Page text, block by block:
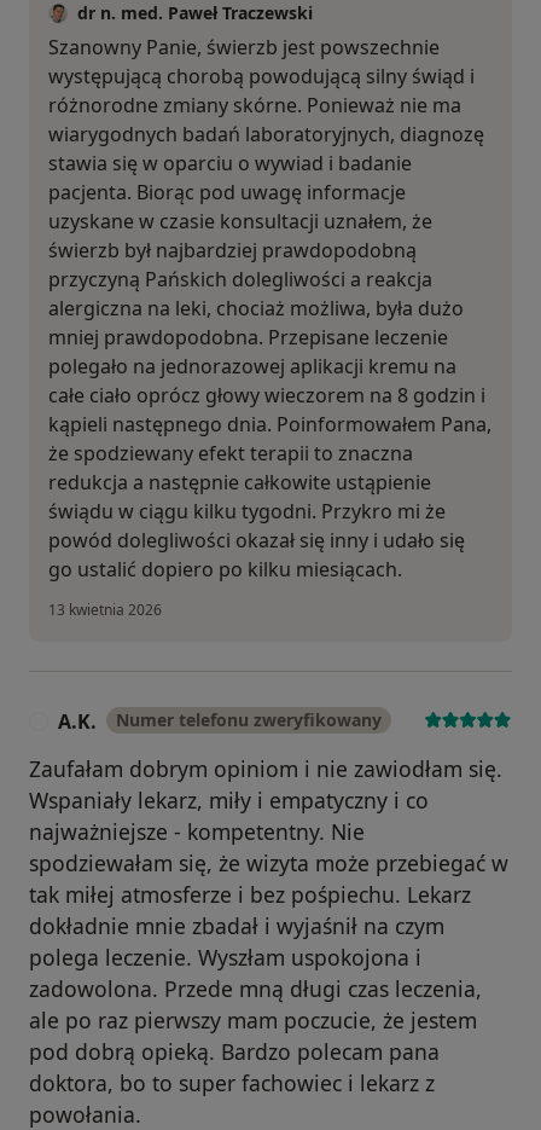
dr n. med. Paweł Traczewski
Szanowny Panie, świerzb jest powszechnie
występującą chorobą powodującą silny świąd i
różnorodne zmiany skórne. Ponieważ nie ma
wiarygodnych badań laboratoryjnych, diagnozę
stawia się w oparciu o wywiad i badanie
pacjenta. Biorąc pod uwagę informacje
uzyskane w czasie konsultacji uznałem, że
świerzb był najbardziej prawdopodobną
przyczyną Pańskich dolegliwości a reakcja
alergiczna na leki, chociaż możliwa, była dużo
mniej prawdopodobna. Przepisane leczenie
polegało na jednorazowej aplikacji kremu na
całe ciało oprócz głowy wieczorem na 8 godzin i
kąpieli następnego dnia. Poinformowałem Pana,
że spodziewany efekt terapii to znaczna
redukcja a następnie całkowite ustąpienie
świądu w ciągu kilku tygodni. Przykro mi że
powód dolegliwości okazał się inny i udało się
go ustalić dopiero po kilku miesiącach.
13 kwietnia 2026
A.K. Numer telefonu zweryfikowany
Zaufałam dobrym opiniom i nie zawiodłam się.
Wspaniały lekarz, miły i empatyczny i co
najważniejsze - kompetentny. Nie
spodziewałam się, że wizyta może przebiegać w
tak miłej atmosferze i bez pośpiechu. Lekarz
dokładnie mnie zbadał i wyjaśnił na czym
polega leczenie. Wyszłam uspokojona i
zadowolona. Przede mną długi czas leczenia,
ale po raz pierwszy mam poczucie, że jestem
pod dobrą opieką. Bardzo polecam pana
doktora, bo to super fachowiec i lekarz z
powołania.